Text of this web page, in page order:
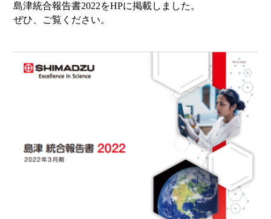
島津統合報告書2022をHPに掲載しました。
ぜひ、ご覧ください。